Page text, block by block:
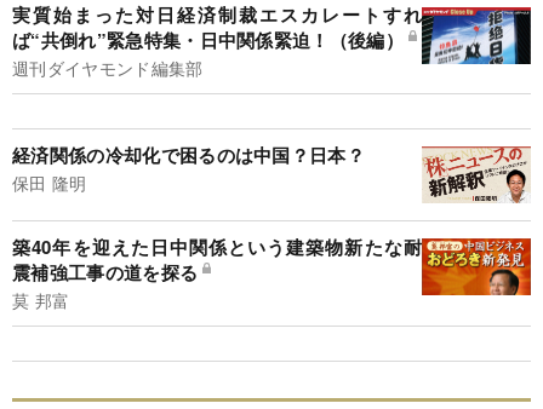
実質始まった対日経済制裁エスカレートすれ
ば“共倒れ”緊急特集・日中関係緊迫！（後編）
週刊ダイヤモンド編集部
経済関係の冷却化で困るのは中国？日本？
保田 隆明
築40年を迎えた日中関係という建築物新たな耐
震補強工事の道を探る
莫 邦富